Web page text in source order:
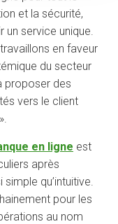
et la sécurité,
service unique.
en faveur
du secteur
proposer des
vers le client
en ligne est
après
qu’intuitive.
pour les
au nom